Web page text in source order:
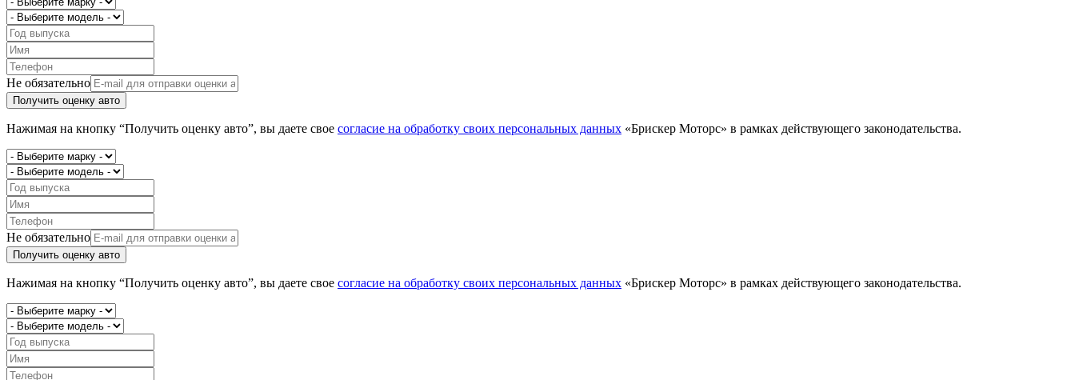
Не обязательно
Получить оценку авто
Нажимая на кнопку “Получить оценку авто”, вы даете свое согласие на обработку своих персональных данных «Брискер Моторс» в рамках действующего законодательства.
Не обязательно
Получить оценку авто
Нажимая на кнопку “Получить оценку авто”, вы даете свое согласие на обработку своих персональных данных «Брискер Моторс» в рамках действующего законодательства.